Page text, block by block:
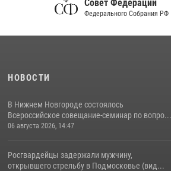
Совет Федерации
Федерального Собрания РФ
НОВОСТИ
В Нижнем Новгороде состоялось
Всероссийское совещание-семинар по вопро...
06 августа 2026, 14:47
Росгвардейцы задержали мужчину,
открывшего стрельбу в Подмосковье (вид...